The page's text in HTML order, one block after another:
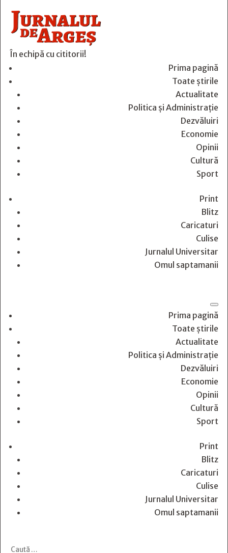
În echipă cu cititorii!
Prima pagină
Toate știrile
Actualitate
Politica și Administrație
Dezvăluiri
Economie
Opinii
Cultură
Sport
Print
Blitz
Caricaturi
Culise
Jurnalul Universitar
Omul saptamanii
Prima pagină
Toate știrile
Actualitate
Politica și Administrație
Dezvăluiri
Economie
Opinii
Cultură
Sport
Print
Blitz
Caricaturi
Culise
Jurnalul Universitar
Omul saptamanii